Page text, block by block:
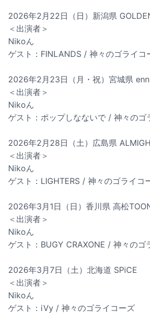
2026年2月22日（日）新潟県
＜出演者＞
Nikoん
ゲスト：FINLANDS / 神々のゴライコ
2026年2月23日（月・祝）宮城県
＜出演者＞
Nikoん
ゲスト：ポップしなないで / 神々のゴ
2026年2月28日（土）広島県
＜出演者＞
Nikoん
ゲスト：LIGHTERS / 神々のゴライコ
2026年3月1日（日）香川県 高松
＜出演者＞
Nikoん
ゲスト：BUGY CRAXONE / 神々のゴ
2026年3月7日（土）北海道 SPiCE
＜出演者＞
Nikoん
ゲスト：iVy / 神々のゴライコーズ